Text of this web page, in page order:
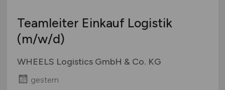
Teamleiter Einkauf Logistik
(m/w/d)
WHEELS Logistics GmbH & Co. KG
gestern